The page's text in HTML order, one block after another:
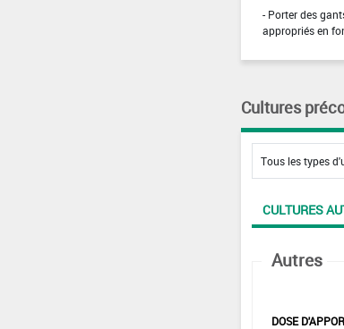
- Porter des
appropriés en
Cultures
CULTURES
Autres
DOSE